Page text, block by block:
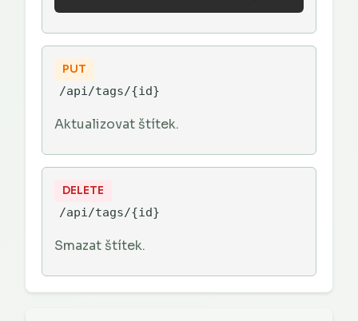
PUT
/api/tags/{id}
Aktualizovat štítek.
DELETE
/api/tags/{id}
Smazat štítek.